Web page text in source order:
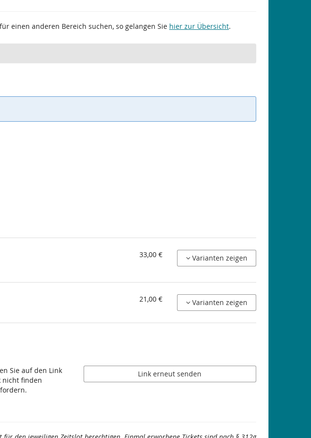
einen anderen Bereich suchen, so gelangen Sie hier zur Übersicht.
33,00 € Varianten zeigen
21,00 € Varianten zeigen
Sie auf den Link
nicht finden
Link erneut senden